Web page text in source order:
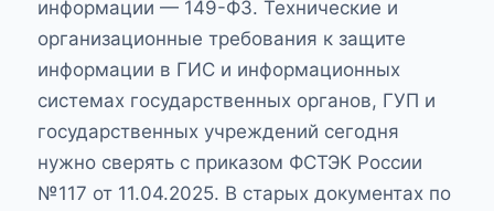
информации — 149-ФЗ. Технические и
организационные требования к защите
информации в ГИС и информационных
системах государственных органов, ГУП и
государственных учреждений сегодня
нужно сверять с приказом ФСТЭК России
№117 от 11.04.2025. В старых документах по